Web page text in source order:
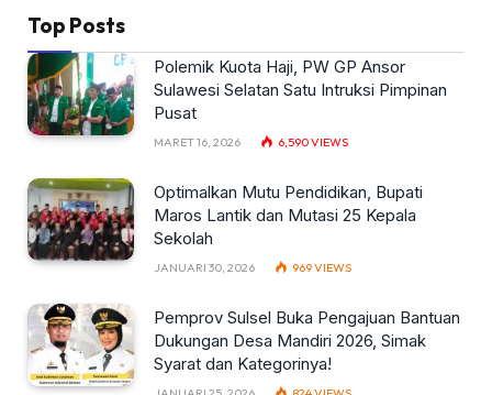
Top Posts
Polemik Kuota Haji, PW GP Ansor
Sulawesi Selatan Satu Intruksi Pimpinan
Pusat
MARET 16, 2026 6,590VIEWS
Optimalkan Mutu Pendidikan, Bupati
Maros Lantik dan Mutasi 25 Kepala
Sekolah
JANUARI 30, 2026 969VIEWS
Pemprov Sulsel Buka Pengajuan Bantuan
Dukungan Desa Mandiri 2026, Simak
Syarat dan Kategorinya!